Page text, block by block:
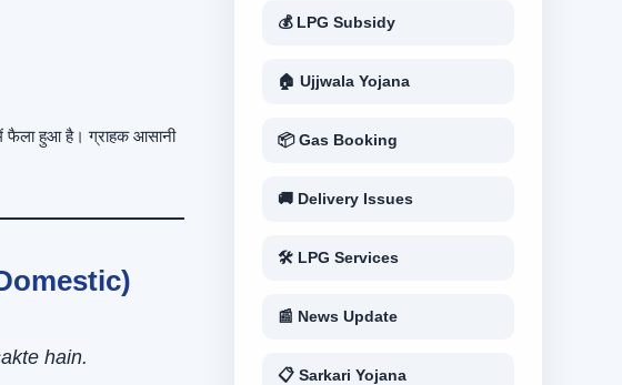
हुआ है। ग्राहक आसानी
hain.
💰 LPG Subsidy
🏠 Ujjwala Yojana
📦 Gas Booking
🚚 Delivery Issues
🛠 LPG Services
📰 News Update
📋 Sarkari Yojana